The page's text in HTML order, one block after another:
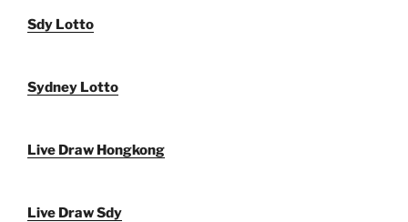
Sdy Lotto
Sydney Lotto
Live Draw Hongkong
Live Draw Sdy